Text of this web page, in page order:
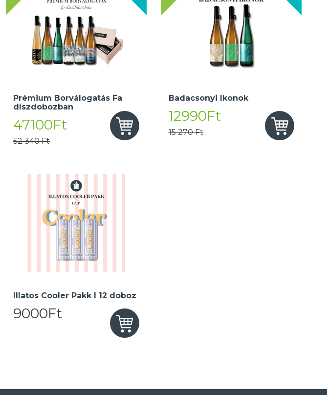
Prémium Borválogatás Fa
díszdobozban
47100Ft
52 340 Ft
Badacsonyi Ikonok
12990Ft
15 270 Ft
Illatos Cooler Pakk I 12 doboz
9000Ft